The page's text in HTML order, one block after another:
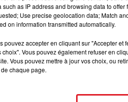
RDL
such as IP address and browsing data to
Use precise geolocation data; Match
on information transmitted automatically.
pouvez accepter en cliquant sur "Accepter
choix". Vous pouvez également refuser en
Vous pouvez mettre à jour vos choix, ou
chaque page.